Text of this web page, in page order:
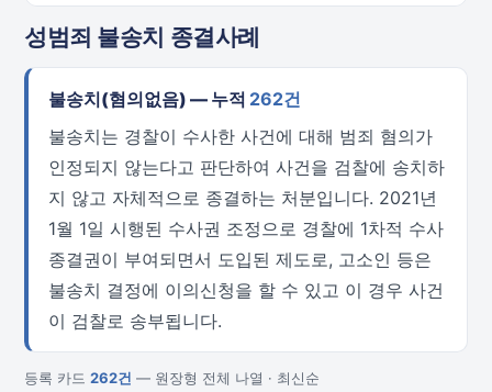
성범죄 불송치 종결사례
불송치(혐의없음) — 누적 262건
불송치는 경찰이 수사한 사건에 대해 범죄 혐의가
인정되지 않는다고 판단하여 사건을 검찰에 송치하
지 않고 자체적으로 종결하는 처분입니다. 2021년
1월 1일 시행된 수사권 조정으로 경찰에 1차적 수사
종결권이 부여되면서 도입된 제도로, 고소인 등은
불송치 결정에 이의신청을 할 수 있고 이 경우 사건
이 검찰로 송부됩니다.
등록 카드 262건 — 원장형 전체 나열 · 최신순